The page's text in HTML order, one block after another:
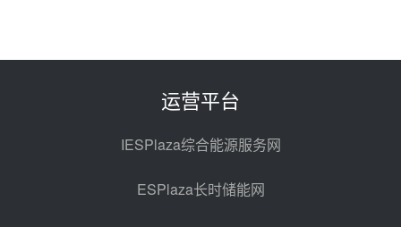
100MW光工程性能试验采购
光热示范电站二列蒸汽发生器设备
亚核阀业中标天山北麓100MW光
运营平台
IESPlaza综合能源服务网
ESPlaza长时储能网